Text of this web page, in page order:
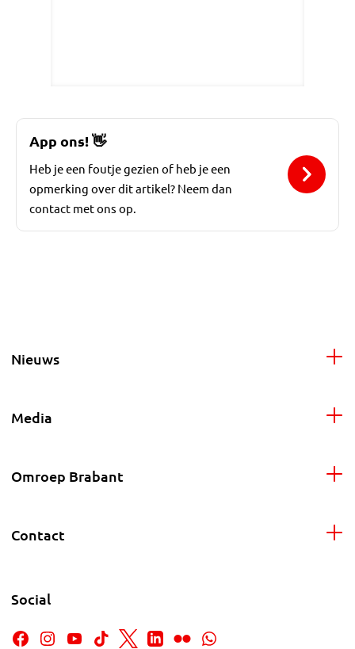
App ons!👋
Heb je een foutje gezien of heb je een
opmerking over dit artikel? Neem dan
contact met ons op.
Nieuws
Media
Omroep Brabant
Contact
Social